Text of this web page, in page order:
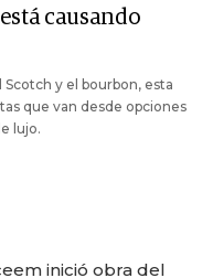
causando
y el bourbon, esta
que van desde opciones
lujo.
inició obra del